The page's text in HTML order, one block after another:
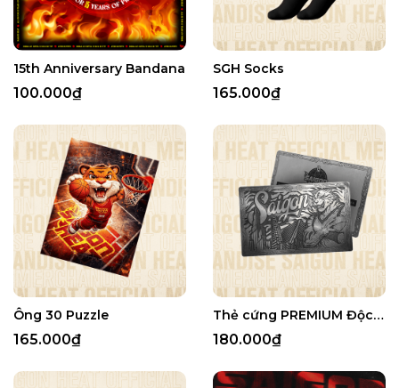
15th Anniversary Bandana
100.000₫
SGH Socks
165.000₫
Ông 30 Puzzle
165.000₫
Thẻ cứng PREMIUM Độc Quyền
180.000₫